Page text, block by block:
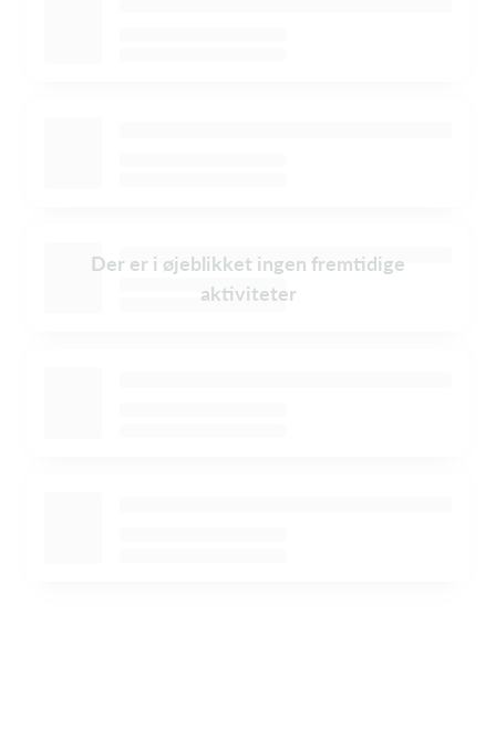
Der er i øjeblikket ingen fremtidige
aktiviteter